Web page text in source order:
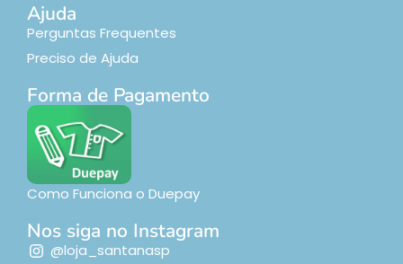
Ajuda
Perguntas Frequentes
Preciso de Ajuda
Forma de Pagamento
Como Funciona o Duepay
Nos siga no Instagram
@loja_santanasp